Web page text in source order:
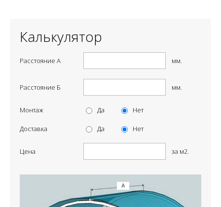
Калькулятор
Расстояние А мм.
Расстояние Б мм.
Монтаж Да Нет
Доставка Да Нет
Цена за м2.